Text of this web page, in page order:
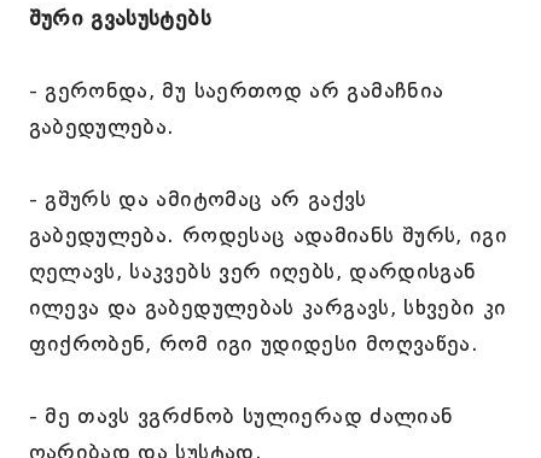
შური გვასუსტებს
- გერონდა, მუ საერთოდ არ გამაჩნია
გაბედულება.
- გშურს და ამიტომაც არ გაქვს
გაბედულება. როდესაც ადამიანს შურს, იგი
ღელავს, საკვებს ვერ იღებს, დარდისგან
ილევა და გაბედულებას კარგავს, სხვები კი
ფიქრობენ, რომ იგი უდიდესი მოღვაწეა.
- მე თავს ვგრძნობ სულიერად ძალიან
ღარიბად და სუსტად.